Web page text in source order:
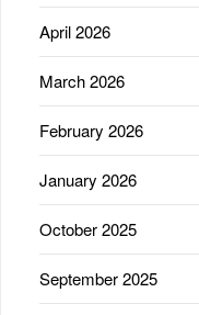
April 2026
March 2026
February 2026
January 2026
October 2025
September 2025